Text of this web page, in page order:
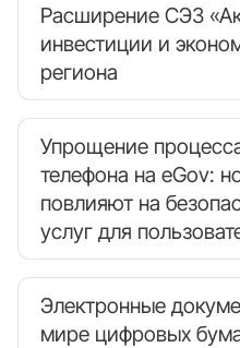
Расширение СЭЗ
инвестиции и
региона
Упрощение
телефона на eGov:
повлияют на
услуг для
Электронные
мире цифровых